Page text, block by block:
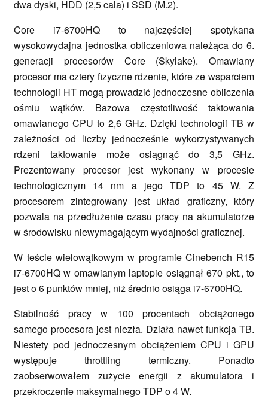
dwa dyski, HDD (2,5 cala) i SSD (M.2).
Core i7-6700HQ to najczęściej spotykana
wysokowydajna jednostka obliczeniowa należąca do 6.
generacji procesorów Core (Skylake). Omawiany
procesor ma cztery fizyczne rdzenie, które ze wsparciem
technologii HT mogą prowadzić jednoczesne obliczenia
ośmiu wątków. Bazowa częstotliwość taktowania
omawianego CPU to 2,6 GHz. Dzięki technologii TB w
zależności od liczby jednocześnie wykorzystywanych
rdzeni taktowanie może osiągnąć do 3,5 GHz.
Prezentowany procesor jest wykonany w procesie
technologicznym 14 nm a jego TDP to 45 W. Z
procesorem zintegrowany jest układ graficzny, który
pozwala na przedłużenie czasu pracy na akumulatorze
w środowisku niewymagającym wydajności graficznej.
W teście wielowątkowym w programie Cinebench R15
i7-6700HQ w omawianym laptopie osiągnął 670 pkt., to
jest o 6 punktów mniej, niż średnio osiąga i7-6700HQ.
Stabilność pracy w 100 procentach obciążonego
samego procesora jest niezła. Działa nawet funkcja TB.
Niestety pod jednoczesnym obciążeniem CPU i GPU
występuje throttling termiczny. Ponadto
zaobserwowałem zużycie energii z akumulatora i
przekroczenie maksymalnego TDP o 4 W.